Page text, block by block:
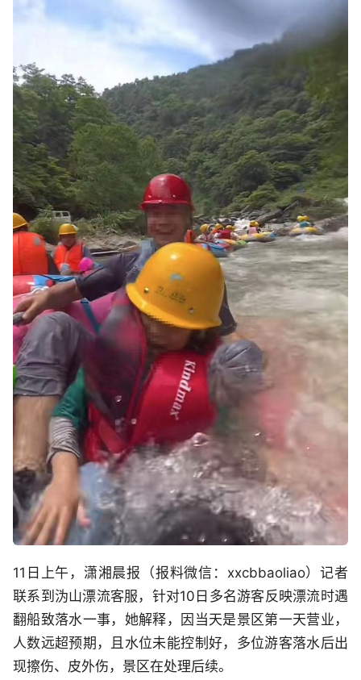
11日上午，潇湘晨报（报料微信：xxcbbaoliao）记者
联系到沩山漂流客服，针对10日多名游客反映漂流时遇
翻船致落水一事，她解释，因当天是景区第一天营业，
人数远超预期，且水位未能控制好，多位游客落水后出
现擦伤、皮外伤，景区在处理后续。